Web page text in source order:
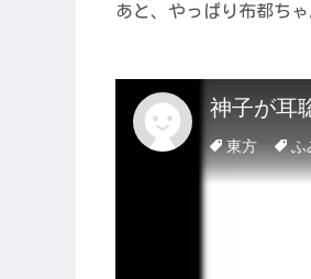
あと、やっぱり布都ち